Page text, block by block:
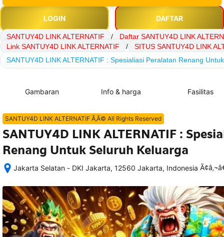
LOGIN DAFTAR
SANTUY4D LINK ALTERNATIF /
Daftar SANTUY4D LINK
Link SANTUY4D LINK ALTERNATIF
/
SITUS SANTUY4D LINK
SANTUY4D LINK ALTERNATIF : Spesialiasi Peralatan Renang
Gambaran Info & harga Fasilitas
SANTUY4D LINK ALTERNATIF Ã‚Â© All Rights Reserved
SANTUY4D LINK ALTERNATIF :
Renang Untuk Seluruh Keluarga
Jakarta Selatan - DKI Jakarta, 12560 Jakarta, Indonesia
memesan,
semua
rincian
akomodasi
termasuk